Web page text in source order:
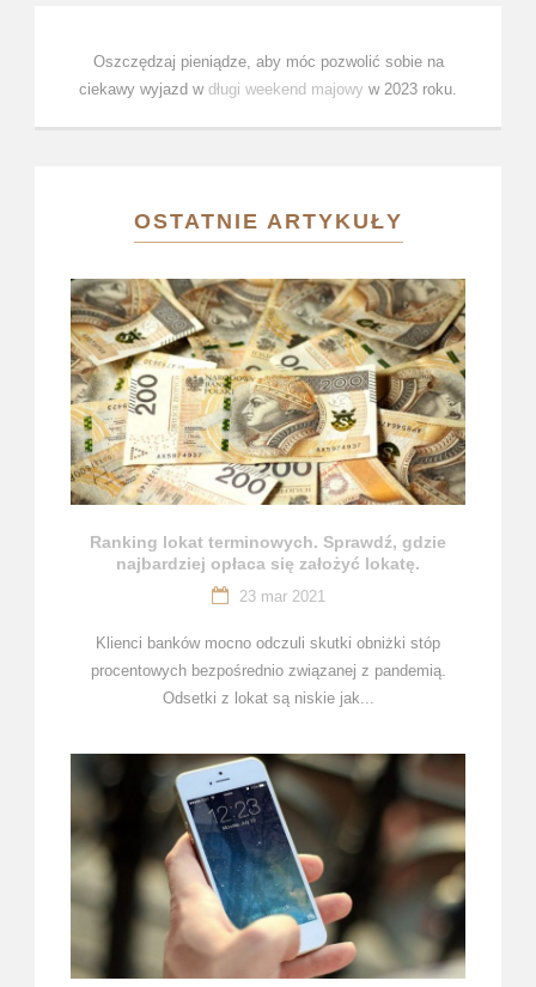
Oszczędzaj pieniądze, aby móc pozwolić sobie na
ciekawy wyjazd w długi weekend majowy w 2023 roku.
OSTATNIE ARTYKUŁY
Ranking lokat terminowych. Sprawdź, gdzie
najbardziej opłaca się założyć lokatę.
23 mar 2021
Klienci banków mocno odczuli skutki obniżki stóp
procentowych bezpośrednio związanej z pandemią.
Odsetki z lokat są niskie jak...